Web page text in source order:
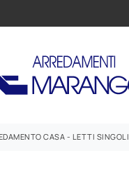
CASA - LETTI SINGOLI